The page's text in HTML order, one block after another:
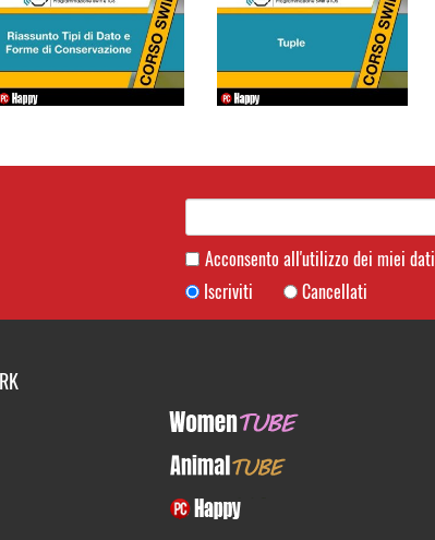
Acconsento all'utilizzo dei miei dati
Iscriviti
Cancellati
WomenTUBE
AnimalTUBE
PcHappy